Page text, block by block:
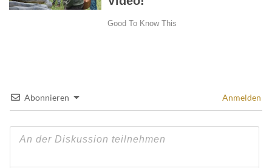
Abonnieren Anmelden